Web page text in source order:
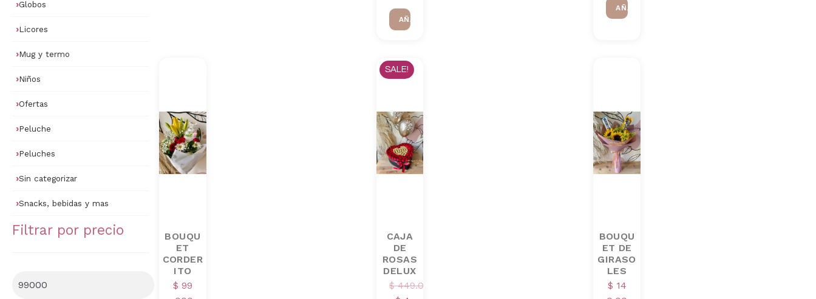
Globos
Licores
Mug y termo
Niños
Ofertas
Peluche
Peluches
Sin categorizar
Snacks, bebidas y mas
Filtrar por precio
Precio
AÑADIR AL CARRITO
AÑADIR AL CARRITO
BOUQU
ET
CORDER
ITO
$ 99
SALE!
CAJA
DE
ROSAS
DELUX
$449.000
BOUQU
ET DE
GIRASO
LES
$ 14